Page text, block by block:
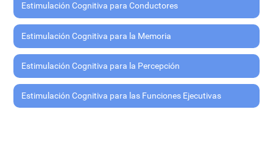
Estimulación Cognitiva para Conductores
Estimulación Cognitiva para la Memoria
Estimulación Cognitiva para la Percepción
Estimulación Cognitiva para las Funciones Ejecutivas